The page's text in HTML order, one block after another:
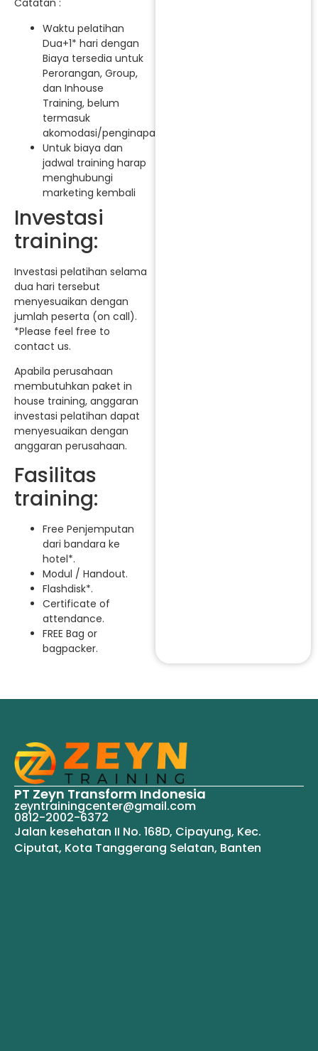
Catatan :
Waktu pelatihan
Dua+1* hari dengan
Biaya tersedia untuk
Perorangan, Group,
dan Inhouse
Training, belum
termasuk
akomodasi/penginapan.
Untuk biaya dan
jadwal training harap
menghubungi
marketing kembali
Investasi
training:
Investasi pelatihan selama
dua hari tersebut
menyesuaikan dengan
jumlah peserta (on call).
*Please feel free to
contact us.
Apabila perusahaan
membutuhkan paket in
house training, anggaran
investasi pelatihan dapat
menyesuaikan dengan
anggaran perusahaan.
Fasilitas
training:
Free Penjemputan
dari bandara ke
hotel*.
Modul / Handout.
Flashdisk*.
Certificate of
attendance.
FREE Bag or
bagpacker.
PT Zeyn Transform Indonesia
zeyntrainingcenter@gmail.com
0812-2002-6372
Jalan kesehatan II No. 168D, Cipayung, Kec.
Ciputat, Kota Tanggerang Selatan, Banten